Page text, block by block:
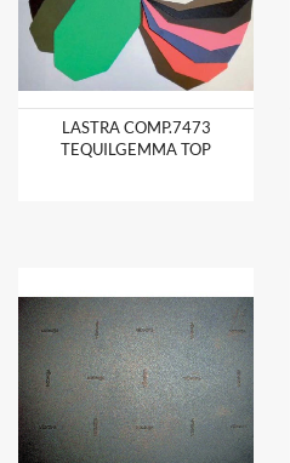
LASTRA COMP.7473
TEQUILGEMMA TOP